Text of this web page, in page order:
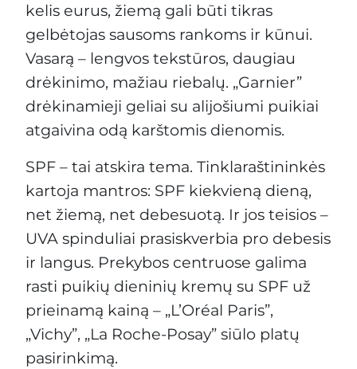
kelis eurus, žiemą gali būti tikras
gelbėtojas sausoms rankoms ir kūnui.
Vasarą – lengvos tekstūros, daugiau
drėkinimo, mažiau riebalų. „Garnier”
drėkinamieji geliai su alijošiumi puikiai
atgaivina odą karštomis dienomis.
SPF – tai atskira tema. Tinklaraštininkės
kartoja mantros: SPF kiekvieną dieną,
net žiemą, net debesuotą. Ir jos teisios –
UVA spinduliai prasiskverbia pro debesis
ir langus. Prekybos centruose galima
rasti puikių dieninių kremų su SPF už
prieinamą kainą – „L’Oréal Paris”,
„Vichy”, „La Roche-Posay” siūlo platų
pasirinkimą.